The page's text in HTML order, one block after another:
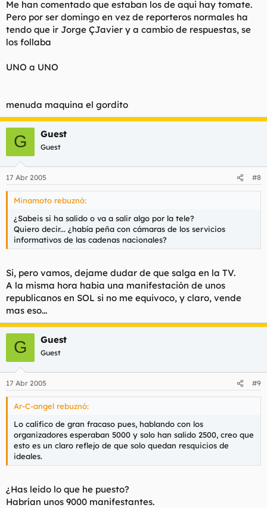
Me han comentado que estaban los de aqui hay tomate.
Pero por ser domingo en vez de reporteros normales ha
tendo que ir Jorge ÇJavier y a cambio de respuestas, se
los follaba
UNO a UNO
menuda maquina el gordito
G Guest
Guest
17 Abr 2005 #8
Minamoto rebuznó:
¿Sabeis si ha salido o va a salir algo por la tele?
Quiero decir... ¿había peña con cámaras de los servicios
informativos de las cadenas nacionales?
Si, pero vamos, dejame dudar de que salga en la TV.
A la misma hora habia una manifestación de unos
republicanos en SOL si no me equivoco, y claro, vende
mas eso...
G Guest
Guest
17 Abr 2005 #9
Ar-C-angel rebuznó:
Lo califico de gran fracaso pues, hablando con los
organizadores esperaban 5000 y solo han salido 2500, creo que
esto es un claro reflejo de que solo quedan resquicios de
ideales.
¿Has leido lo que he puesto?
Habrían unos 9000 manifestantes.